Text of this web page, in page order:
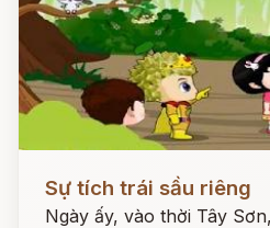
Sự tích trái sầu riêng
Ngày ấy, vào thời Tây